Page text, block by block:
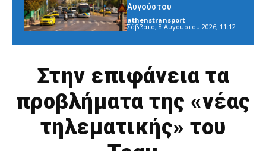
Αυγούστου
athenstransport -
Σάββατο, 8 Αυγούστου 2026, 11:12
Στην επιφάνεια τα
προβλήματα της «νέας
τηλεματικής» του